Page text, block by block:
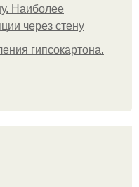
Наиболее
через стену
гипсокартона.